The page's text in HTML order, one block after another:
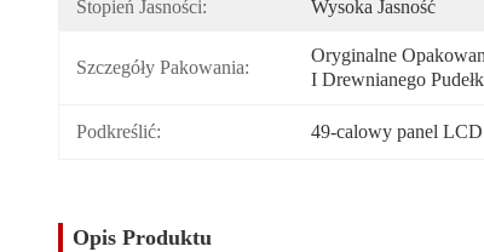
Stopień Jasności: Wysoka Jasność
Szczegóły Pakowania:
Oryginalne
I Drewnianego
Podkreślić: 49-calowy panel
Opis Produktu